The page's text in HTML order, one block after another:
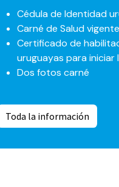
Cédula de Identidad
Carné de Salud vigente
Certificado de
uruguayas para
Dos fotos carné
Toda la inf​​​​​​ormación